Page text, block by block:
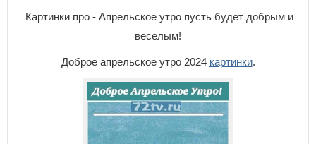
Картинки про - Апрельское утро пусть будет добрым и
веселым!
Доброе апрельское утро 2024 картинки.